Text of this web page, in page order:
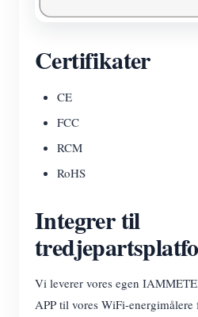
Certifikater
CE
FCC
RCM
RoHS
Integrer til
Vi leverer vores egen
APP til vores WiFi-energimålere